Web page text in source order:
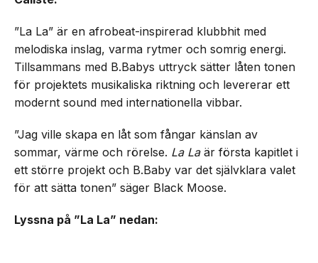
”La La” är en afrobeat-inspirerad klubbhit med
melodiska inslag, varma rytmer och somrig energi.
Tillsammans med B.Babys uttryck sätter låten tonen
för projektets musikaliska riktning och levererar ett
modernt sound med internationella vibbar.
”Jag ville skapa en låt som fångar känslan av
sommar, värme och rörelse. La Laär första kapitlet i
ett större projekt och B.Baby var det självklara valet
för att sätta tonen” säger Black Moose.
Lyssna på ”La La” nedan: